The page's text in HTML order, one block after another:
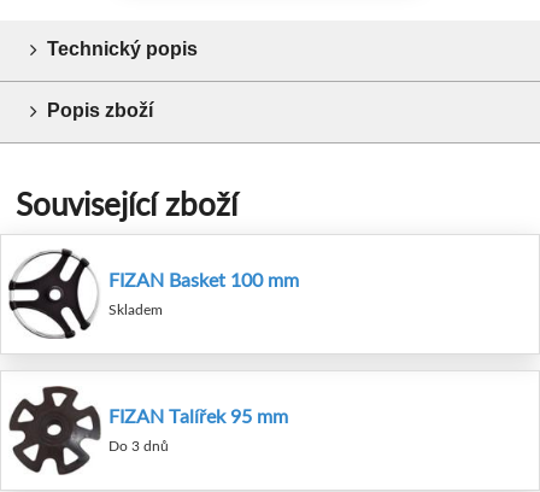
Technický popis
Popis zboží
Související zboží
FIZAN Basket 100 mm
Skladem
FIZAN Talířek 95 mm
Do 3 dnů